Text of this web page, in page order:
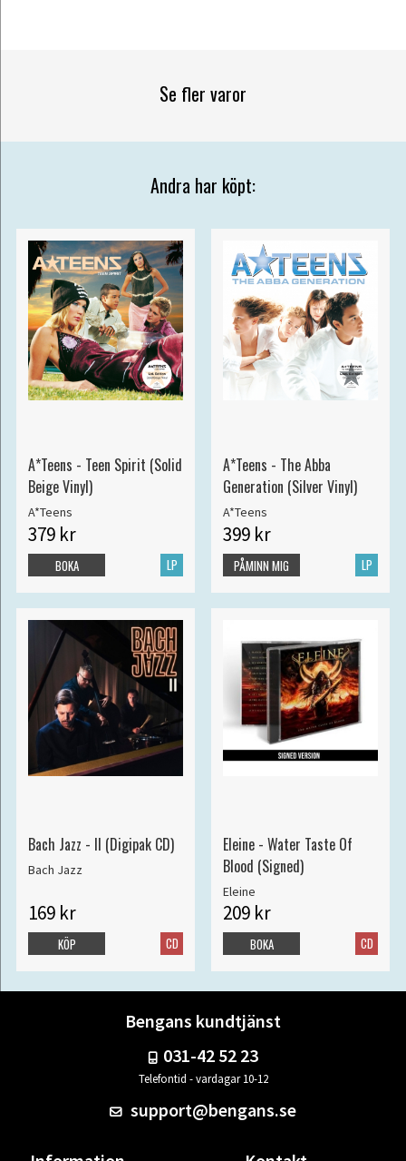
Se fler varor
Andra har köpt:
A*Teens - Teen Spirit (Solid
Beige Vinyl)
A*Teens
379 kr
LP
BOKA
A*Teens - The Abba
Generation (Silver Vinyl)
A*Teens
399 kr
LP
PÅMINN MIG
Bach Jazz - II (Digipak CD)
Bach Jazz
169 kr
CD
KÖP
Eleine - Water Taste Of
Blood (Signed)
Eleine
209 kr
CD
BOKA
Bengans kundtjänst
031-42 52 23
Telefontid - vardagar 10-12
support@bengans.se